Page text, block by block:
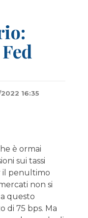
2022 16:35
è ormai
sui tassi
il penultimo
non si
questo
di 75 bps. Ma